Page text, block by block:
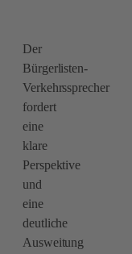
Der
Bürgerlisten-
Verkehrssprecher
fordert
eine
klare
Perspektive
und
eine
deutliche
Ausweitung